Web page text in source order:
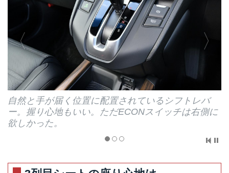
自然と手が届く位置に配置されているシフトレバ
ー。握り心地もいい。ただECONスイッチは右側に
欲しかった。